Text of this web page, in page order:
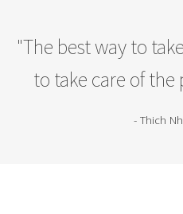
"The best way to
to take care of
- Thich